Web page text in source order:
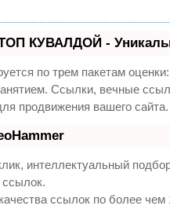
КУВАЛДОЙ -
по трем пакетам
Ссылки, вечные
продвижения вашего сайта.
интеллектуальный
ссылок по более